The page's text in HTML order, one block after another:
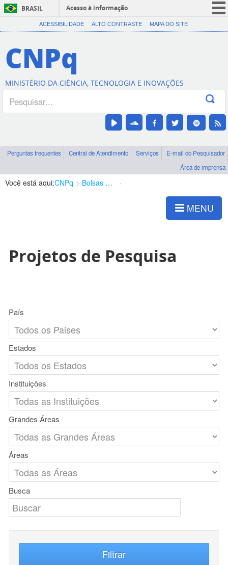
BRASIL
Acesso à informação
CORONAVÍRUS (COVID-19)
Canais
ACESSIBILIDADE ALTO CONTRASTE MAPA DO SITE
CNPq
MINISTÉRIO DA CIÊNCIA, TECNOLOGIA E INOVAÇÕES
Perguntas frequentes Central de Atendimento Serviços
E-mail do Pesquisador
Área de imprensa
Você está aqui:CNPq Bolsas e Auxílios Vigentes
MENU
Projetos de Pesquisa
País
Estados
Instituições
Grandes Áreas
Áreas
Busca
Filtrar